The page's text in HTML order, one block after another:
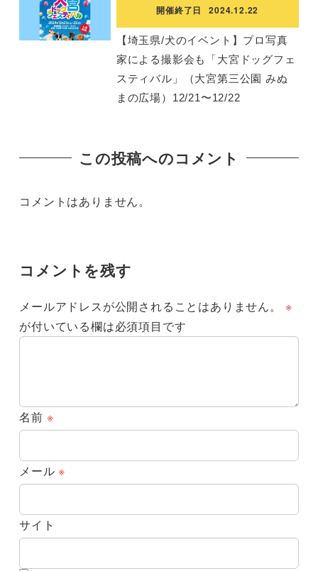
開催終了日 2024.12.22
【埼玉県/犬のイベント】プロ写真
家による撮影会も「大宮ドッグフェ
スティバル」（大宮第三公園 みぬ
まの広場）12/21〜12/22
この投稿へのコメント
コメントはありません。
コメントを残す
メールアドレスが公開されることはありません。
※
が付いている欄は必須項目です
名前 ※
メール※
サイト